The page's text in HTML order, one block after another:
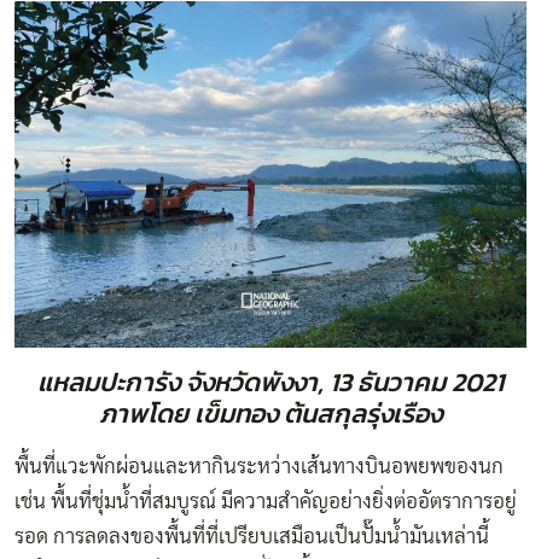
แหลมปะการัง จังหวัดพังงา, 13 ธันวาคม 2021
ภาพโดย เข็มทอง ต้นสกุลรุ่งเรือง
พื้นที่แวะพักผ่อนและหากินระหว่างเส้นทางบินอพยพของนก
เช่น พื้นที่ชุ่มน้ำที่สมบูรณ์ มีความสำคัญอย่างยิ่งต่ออัตราการอยู่
รอด การลดลงของพื้นที่ที่เปรียบเสมือนเป็นปั๊มน้ำมันเหล่านี้